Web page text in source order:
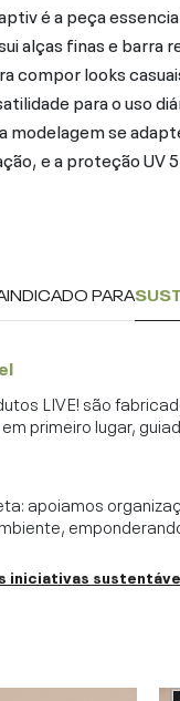
é a peça
alças finas e
compor looks
para o uso
modelagem se
e a proteção UV
INDICADO PARA
LIVE! são
primeiro lugar,
apoiamos
iniciativas